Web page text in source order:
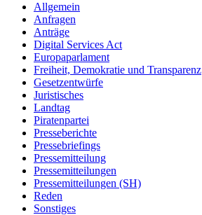
Allgemein
Anfragen
Anträge
Digital Services Act
Europaparlament
Freiheit, Demokratie und Transparenz
Gesetzentwürfe
Juristisches
Landtag
Piratenpartei
Presseberichte
Pressebriefings
Pressemitteilung
Pressemitteilungen
Pressemitteilungen (SH)
Reden
Sonstiges